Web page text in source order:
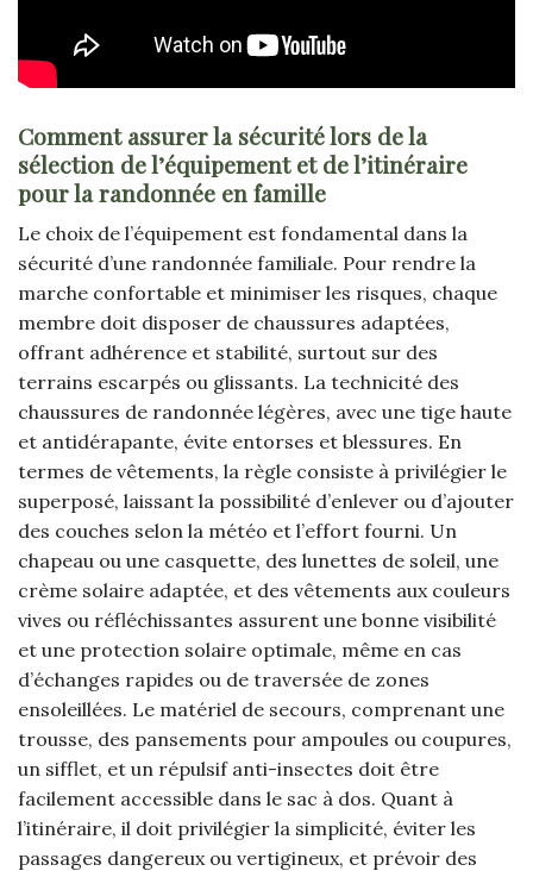
Comment assurer la sécurité lors de la
sélection de l’équipement et de l’itinéraire
pour la randonnée en famille
Le choix de l’équipement est fondamental dans la
sécurité d’une randonnée familiale. Pour rendre la
marche confortable et minimiser les risques, chaque
membre doit disposer de chaussures adaptées,
offrant adhérence et stabilité, surtout sur des
terrains escarpés ou glissants. La technicité des
chaussures de randonnée légères, avec une tige haute
et antidérapante, évite entorses et blessures. En
termes de vêtements, la règle consiste à privilégier le
superposé, laissant la possibilité d’enlever ou d’ajouter
des couches selon la météo et l’effort fourni. Un
chapeau ou une casquette, des lunettes de soleil, une
crème solaire adaptée, et des vêtements aux couleurs
vives ou réfléchissantes assurent une bonne visibilité
et une protection solaire optimale, même en cas
d’échanges rapides ou de traversée de zones
ensoleillées. Le matériel de secours, comprenant une
trousse, des pansements pour ampoules ou coupures,
un sifflet, et un répulsif anti-insectes doit être
facilement accessible dans le sac à dos. Quant à
l’itinéraire, il doit privilégier la simplicité, éviter les
passages dangereux ou vertigineux, et prévoir des